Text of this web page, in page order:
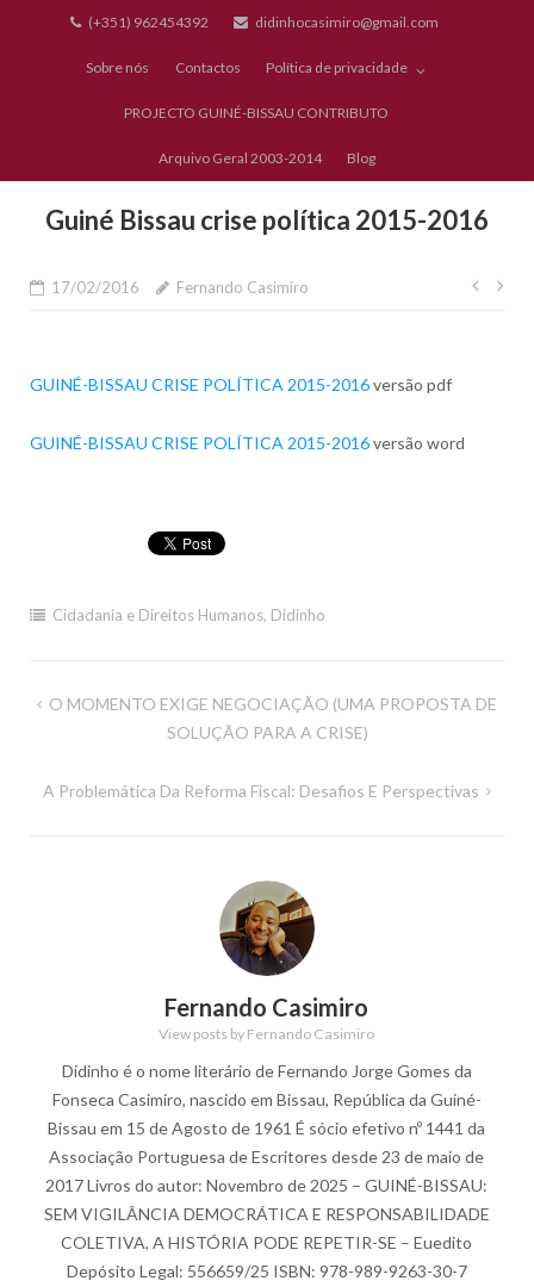
(+351) 962454392 didinhocasimiro@gmail.com
Sobre nós Contactos Política de privacidade
PROJECTO GUINÉ-BISSAU CONTRIBUTO
Arquivo Geral 2003-2014 Blog
Guiné Bissau crise política 2015-2016
17/02/2016 Fernando Casimiro
GUINÉ-BISSAU CRISE POLÍTICA 2015-2016versão pdf
GUINÉ-BISSAU CRISE POLÍTICA 2015-2016versão word
Cidadania e Direitos Humanos, Didinho
Navegação
O MOMENTO EXIGE NEGOCIAÇÃO (UMA PROPOSTA DE
SOLUÇÃO PARA A CRISE)
A Problemática Da Reforma Fiscal: Desafios E Perspectivas
Fernando Casimiro
View posts by Fernando Casimiro
Didinho é o nome literário de Fernando Jorge Gomes da
Fonseca Casimiro, nascido em Bissau, República da Guiné-
Bissau em 15 de Agosto de 1961 É sócio efetivo nº 1441 da
Associação Portuguesa de Escritores desde 23 de maio de
2017 Livros do autor: Novembro de 2025 – GUINÉ-BISSAU:
SEM VIGILÂNCIA DEMOCRÁTICA E RESPONSABILIDADE
COLETIVA, A HISTÓRIA PODE REPETIR-SE – Euedito
Depósito Legal: 556659/25 ISBN: 978-989-9263-30-7